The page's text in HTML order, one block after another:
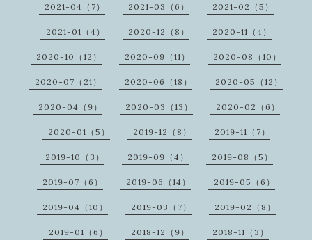
2021-04（7） 2021-03（6） 2021-02（5）
2021-01（4） 2020-12（8） 2020-11（4）
2020-10（12） 2020-09（11） 2020-08（10）
2020-07（21） 2020-06（18） 2020-05（12）
2020-04（9） 2020-03（13） 2020-02（6）
2020-01（5） 2019-12（8） 2019-11（7）
2019-10（3） 2019-09（4） 2019-08（5）
2019-07（6） 2019-06（14） 2019-05（6）
2019-04（10） 2019-03（7） 2019-02（8）
2019-01（6） 2018-12（9） 2018-11（3）